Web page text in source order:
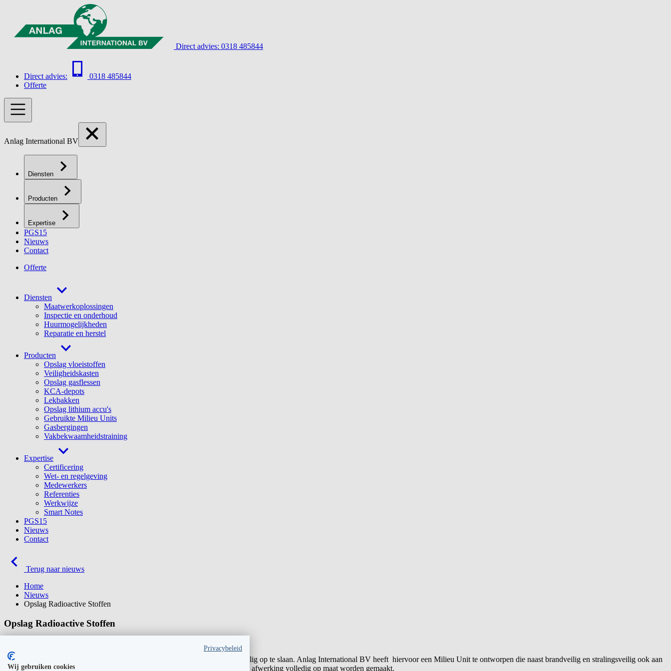
Direct advies: 0318 485844
Direct advies:
0318 485844
Offerte
Anlag International BV
Diensten
Producten
Expertise
PGS15
Nieuws
Contact
Offerte
Diensten
Maatwerkoplossingen
Inspectie en onderhoud
Huurmogelijkheden
Reparatie en herstel
Producten
Opslag vloeistoffen
Veiligheidskasten
Opslag gasflessen
KCA-depots
Lekbakken
Opslag lithium accu's
Gebruikte Milieu Units
Gasbergingen
Vakbekwaamheidstraining
Expertise
Certificering
Wet- en regelgeving
Medewerkers
Referenties
Werkwijze
Smart Notes
PGS15
Nieuws
Contact
Terug naar nieuws
Home
Nieuws
Opslag Radioactive Stoffen
Opslag Radioactive Stoffen
Volgens de CBRN-richtlijnen is het noodzakelijk om radioactieve bronnen veilig op te slaan. Anlag International BV heeft hiervoor een Milieu Unit te ontworpen die naast brandveilig en stralingsveilig ook aan
de wensen van de gebruiker voldoet. Dit betekent dat de afmeting, indeling en afwerking volledig op maat worden gemaakt.
Privacybeleid
Wij gebruiken cookies